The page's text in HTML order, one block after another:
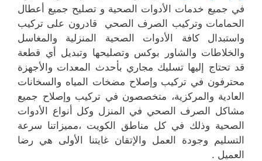
في جميع خدمات الأدوات الصحية و تصليح جميع أعطال
الحمامات وتركيب الصرف الصحي قادرون على تركيب
واستبدال كافة الأدوات الصحية المنزلية والمغاسل
والخلاطات والشاور بوكس وتصليحها وتبديل أي قطعة
قد تحتاج إليها تسليك مجاري بأحدث المعدات والأجهزة
محترفون في تركيب وإصلاح مضخات المياه والسخانات
العادية والمركزية، متخصصون في تركيب وإصلاح جميع
مشاكل الصرف الصحي في المنزل وكل أنواع الأدوات
الصحية وذلك في كل مناطق الكويت ،مميزاتنا سرعة
التسليم وجودة العمل والإتقان غايتنا الأولى هي رضا
العميل .